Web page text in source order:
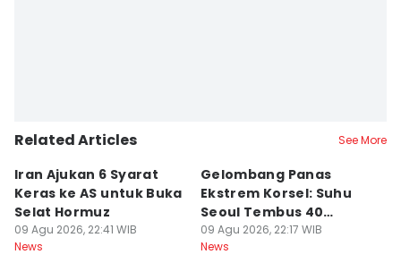
Related Articles See More
Iran Ajukan 6 Syarat
Keras ke AS untuk Buka
Selat Hormuz
09 Agu 2026, 22:41 WIB
News
Gelombang Panas
Ekstrem Korsel: Suhu
Seoul Tembus 40
Derajat Celcius
09 Agu 2026, 22:17 WIB
News